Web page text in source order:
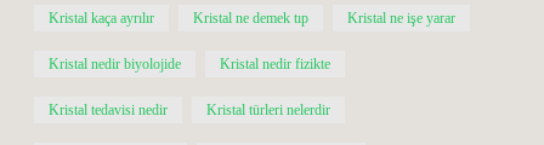
Kristal kaça ayrılır Kristal ne demek tıp Kristal ne işe yarar
Kristal nedir biyolojide Kristal nedir fizikte
Kristal tedavisi nedir Kristal türleri nelerdir